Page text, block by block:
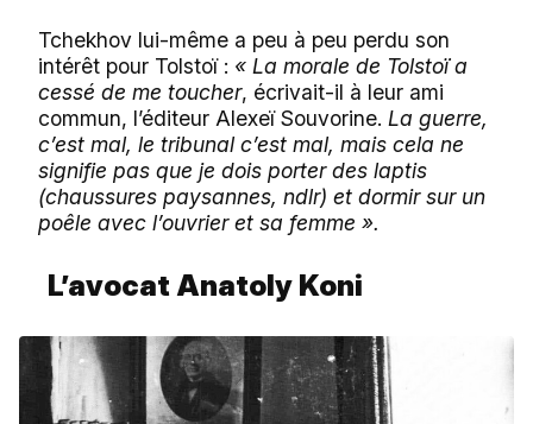
Tchekhov lui-même a peu à peu perdu son
intérêt pour Tolstoï : « La morale de Tolstoï a
cessé de me toucher, écrivait-il à leur ami
commun, l’éditeur Alexeï Souvorine. La guerre,
c’est mal, le tribunal c’est mal, mais cela ne
signifie pas que je dois porter des laptis
(chaussures paysannes, ndlr) et dormir sur un
poêle avec l’ouvrier et sa femme ».
L’avocat Anatoly Koni